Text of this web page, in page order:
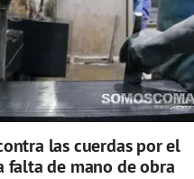
las cuerdas por el
falta de mano de obra